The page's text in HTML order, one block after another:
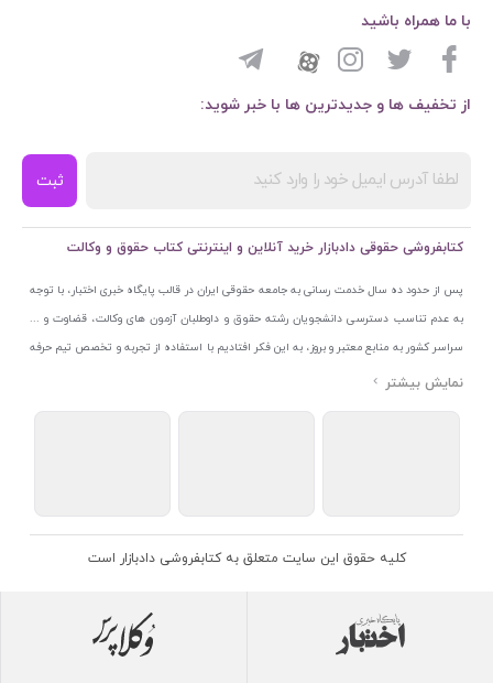
از تخفیف ها و جدیدترین ها با خبر شوید:
ثبت
با ما همراه باشید
کتابفروشی حقوقی دادبازار خرید آنلاین و اینترنتی کتاب حقوق و وکالت
پس از حدود ده سال خدمت رسانی به جامعه حقوقی ایران در قالب پایگاه خبری اختبار، با توجه
به عدم تناسب دسترسی دانشجویان رشته حقوق و داوطلبان آزمون های وکالت، قضاوت و ...
سراسر کشور به منابع معتبر و بروز، به این فکر افتادیم با استفاده از تجربه و تخصص تیم حرفه
ای اختبار خدمتی جدید به جامعه حقوقی ایران ارائه کنیم. به این منظور با راه اندازی و تجهیز
اتحادیه ناشران و کتابفروشان تهران به منظور ارائه مطمئن ترین خدمات مجموعه بسیار کامل و
معتبری از کتاب های حقوقی را به علاقمندان عرضه کرده ایم. علاوه بر این با بهره گیری از فناوری
اندازی کردیم تا علاقمندان بتوانند با اطمینان کافی و به اتکای اعتبار این مجموعه قدیمی کتاب و
کلیه حقوق این سایت متعلق به کتابفروشی دادبازار است